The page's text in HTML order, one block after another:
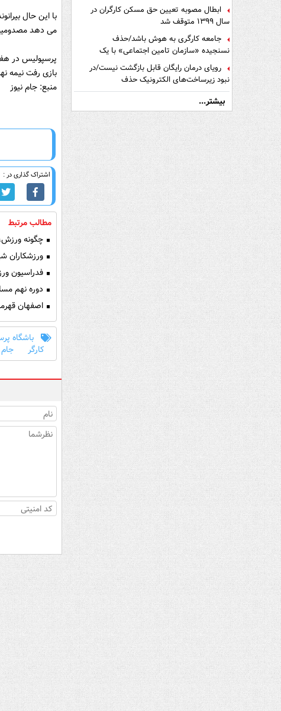
ابطال مصوبه تعیین حق مسکن کارگران در
سال ۱۳۹۹ متوقف شد
جامعه کارگری به هوش باشد/حذف
نسنجیده «سازمان تامین اجتماعی» با یک
تفاهم نامه!
رویای درمان رایگان قابل بازگشت نیست/در
نبود زیرساخت‌های الکترونیک حذف
دفترچه‌های بیمه اشتباه مضاعف است
بیشتر...
با این حال
می دهد
پرسپولیس در
بازی رفت نیمه
منبع: جام نیوز
اشتراک گذاری در :
مطالب مرتبط
چگونه
ورزشکاران
فدراسیون
دوره نهم
اصفهان
باشگاه
کارگر
جام